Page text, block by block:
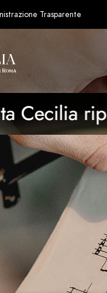
Trasparente